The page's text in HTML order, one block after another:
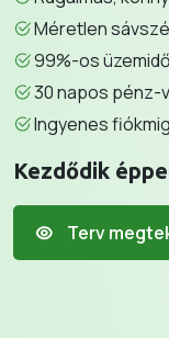
Méretlen
99%-os
30 napos pénz-
Ingyenes
Kezdődik
Terv